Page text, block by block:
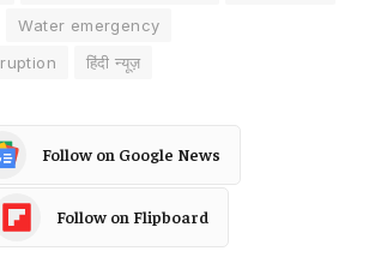
Water emergency
हिंदी न्यूज़
Follow on Google News
Follow on Flipboard